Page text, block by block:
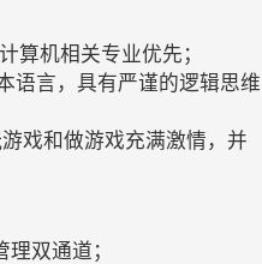
算机相关专业优先；
语言，具有严谨的逻辑思维
戏和做游戏充满激情，并
双通道；